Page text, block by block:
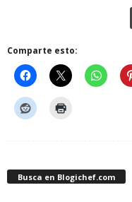
Comparte esto:
Busca en Blogichef.com